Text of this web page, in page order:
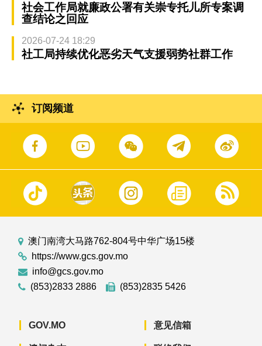
社会工作局就廉政公署有关崇专托儿所专案调
查结论之回应
2026-07-24 18:29
社工局持续优化恶劣天气支援弱势社群工作
订阅频道
澳门南湾大马路762-804号中华广场15楼
https://www.gcs.gov.mo
info@gcs.gov.mo
(853)2833 2886
(853)2835 5426
GOV.MO 意见信箱